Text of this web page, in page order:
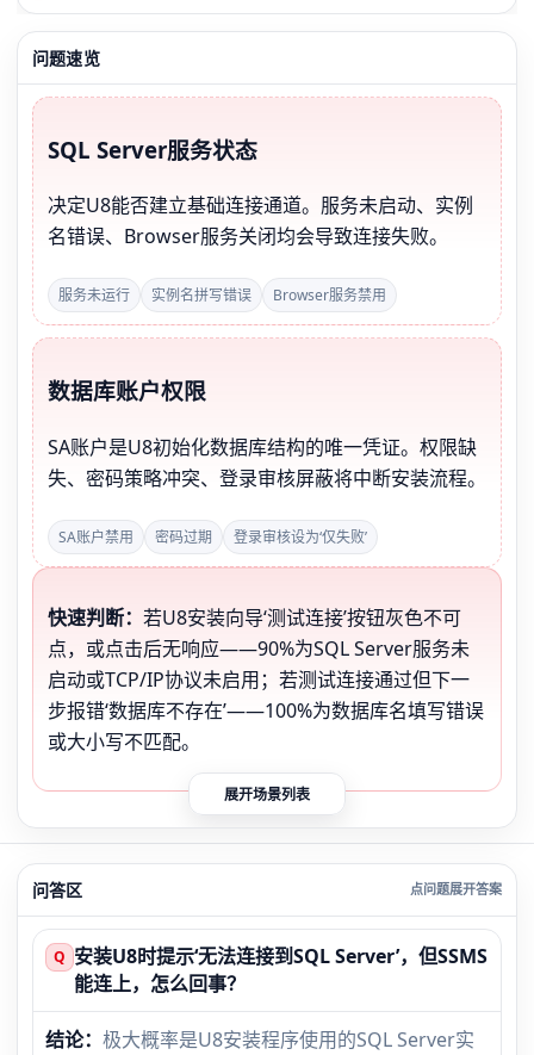
问题速览
SQL Server服务状态
决定U8能否建立基础连接通道。服务未启动、实例
名错误、Browser服务关闭均会导致连接失败。
服务未运行 实例名拼写错误 Browser服务禁用
数据库账户权限
SA账户是U8初始化数据库结构的唯一凭证。权限缺
失、密码策略冲突、登录审核屏蔽将中断安装流程。
SA账户禁用 密码过期 登录审核设为‘仅失败’
快速判断： 若U8安装向导‘测试连接’按钮灰色不可
点，或点击后无响应——90%为SQL Server服务未
启动或TCP/IP协议未启用；若测试连接通过但下一
步报错‘数据库不存在’——100%为数据库名填写错误
或大小写不匹配。
展开场景列表
问答区
Q 安装U8时提示‘无法连接到SQL Server’，但SSMS
能连上，怎么回事？
结论： 极大概率是U8安装程序使用的SQL Server实